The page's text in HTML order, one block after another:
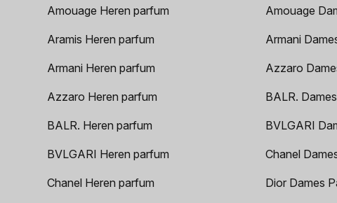
Amouage Heren parfum
Aramis Heren parfum
Armani Heren parfum
Azzaro Heren parfum
BALR. Heren parfum
BVLGARI Heren parfum
Chanel Heren parfum
Amouage
Armani
Azzaro
BALR.
BVLGARI
Chanel
Dior Dames